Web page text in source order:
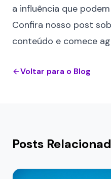
a influência que
Confira nosso post
conteúdo e comece
Voltar para o Blog
Posts